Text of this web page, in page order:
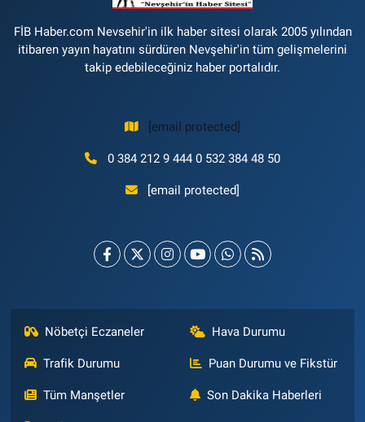
FİB Haber.com Nevsehir'in ilk haber sitesi olarak 2005 yılından
itibaren yayın hayatını sürdüren Nevşehir'in tüm gelişmelerini
takip edebileceğiniz haber portalıdır.
[email protected]
0 384 212 9 444 0 532 384 48 50
[email protected]
Nöbetçi Eczaneler Hava Durumu
Trafik Durumu Puan Durumu ve Fikstür
Tüm Manşetler Son Dakika Haberleri